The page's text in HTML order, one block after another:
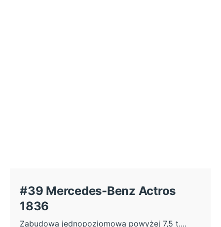
#39 Mercedes-Benz Actros
1836
Zabudowa jednopoziomowa powyżej 7,5 t....